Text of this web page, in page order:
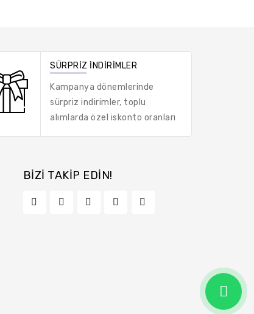
SÜRPRIZ İNDIRIMLER
Kampanya dönemlerinde
sürpriz indirimler, toplu
alımlarda özel iskonto oranları
BIZI TAKIP EDIN!